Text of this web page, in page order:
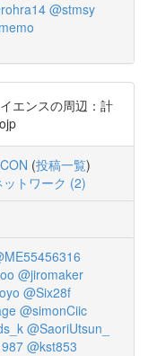
@stmsy
エンスの周辺：計
(投稿一覧)
ットワーク (2)
@jiromaker
@Six28f
@simonCiic
@SaoriUtsun_
@kst853